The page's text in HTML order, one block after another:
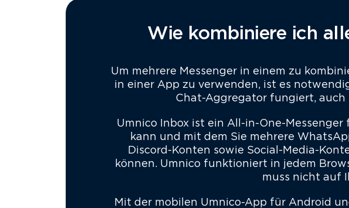
Wie kombiniere ich
Um mehrere Messenger in einem zu
in einer App zu verwenden, ist es
Chat-Aggregator fungiert, auch
Umnico Inbox ist ein All-in-One-
kann und mit dem Sie mehrere
Discord-Konten sowie Social-Media-
können. Umnico funktioniert in jedem
muss nicht auf
Mit der mobilen Umnico-App für Android